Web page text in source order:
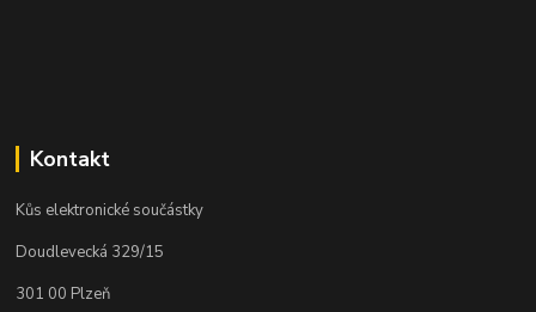
Kontakt
Kůs elektronické součástky
Doudlevecká 329/15
301 00 Plzeň